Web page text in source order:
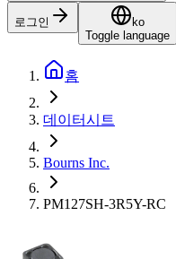
로그인
ko
Toggle language
홈
데이터시트
Bourns Inc.
PM127SH-3R5Y-RC